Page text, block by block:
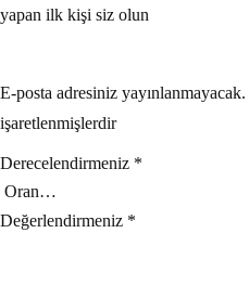
yapan ilk kişi siz olun
E-posta adresiniz yayınlanmayacak.
işaretlenmişlerdir
Derecelendirmeniz *
Değerlendirmeniz *